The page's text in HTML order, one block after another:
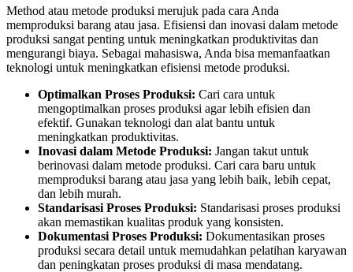
Method atau metode produksi merujuk pada cara Anda
memproduksi barang atau jasa. Efisiensi dan inovasi dalam metode
produksi sangat penting untuk meningkatkan produktivitas dan
mengurangi biaya. Sebagai mahasiswa, Anda bisa memanfaatkan
teknologi untuk meningkatkan efisiensi metode produksi.
Optimalkan Proses Produksi: Cari cara untuk
mengoptimalkan proses produksi agar lebih efisien dan
efektif. Gunakan teknologi dan alat bantu untuk
meningkatkan produktivitas.
Inovasi dalam Metode Produksi: Jangan takut untuk
berinovasi dalam metode produksi. Cari cara baru untuk
memproduksi barang atau jasa yang lebih baik, lebih cepat,
dan lebih murah.
Standarisasi Proses Produksi: Standarisasi proses produksi
akan memastikan kualitas produk yang konsisten.
Dokumentasi Proses Produksi: Dokumentasikan proses
produksi secara detail untuk memudahkan pelatihan karyawan
dan peningkatan proses produksi di masa mendatang.